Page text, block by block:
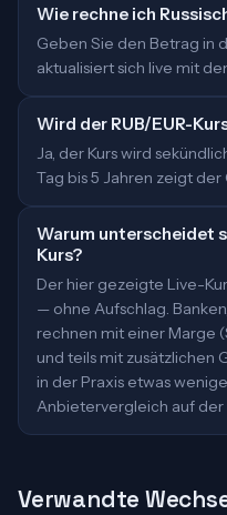
Wie rechne ich
Geben Sie den Betrag in
aktualisiert sich live mit
Wird der RUB/EUR-
Ja, der Kurs wird
Tag bis 5 Jahren zeigt der
Warum unterscheidet
Kurs?
Der hier gezeigte Live-
— ohne Aufschlag.
rechnen mit einer Marge
und teils mit zusätzlichen
in der Praxis etwas
Anbietervergleich auf der
Verwandte